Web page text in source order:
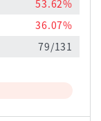
53.62%
36.07%
79/131